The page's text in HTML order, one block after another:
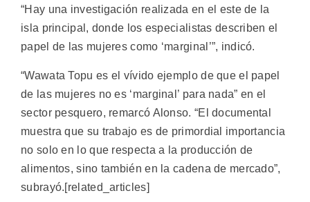
“Hay una investigación realizada en el este de la
isla principal, donde los especialistas describen el
papel de las mujeres como ‘marginal’”, indicó.
“Wawata Topu es el vívido ejemplo de que el papel
de las mujeres no es ‘marginal’ para nada” en el
sector pesquero, remarcó Alonso. “El documental
muestra que su trabajo es de primordial importancia
no solo en lo que respecta a la producción de
alimentos, sino también en la cadena de mercado”,
subrayó.[related_articles]